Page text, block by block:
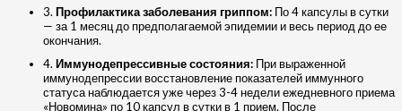
3. Профилактика заболевания гриппом: По 4 капсулы в сутки
— за 1 месяц до предполагаемой эпидемии и весь период до ее
окончания.
4. Иммунодепрессивные состояния: При выраженной
иммунодепрессии восстановление показателей иммунного
статуса наблюдается уже через 3-4 недели ежедневного приема
«Новомина» по 10 капсул в сутки в 1 прием. После